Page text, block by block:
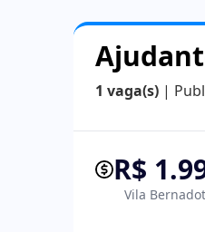
1 vaga(s)|
R$
Vila